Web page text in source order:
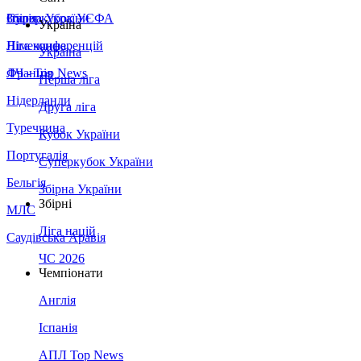
Збірна України
Італія
Німеччина
Франція
Нідерланди
Туреччина
Португалія
Бельгія
МЛС
Саудівська Аравія
Суперкубок УЄФА
Ліга конференцій
ЛЧ - Top News
Україна
Україна
Перша ліга
Друга ліга
Кубок України
Суперкубок України
Збірна України
Збірні
Ліга націй
ЧС 2026
Чемпіонати
Англія
Іспанія
АПЛ Top News